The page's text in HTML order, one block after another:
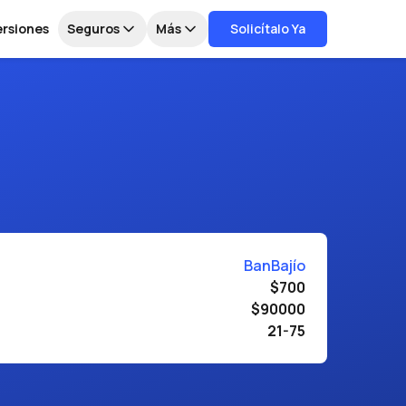
Seguros Más Solicítalo Ya
BanBajío
$700
$90000
21-75